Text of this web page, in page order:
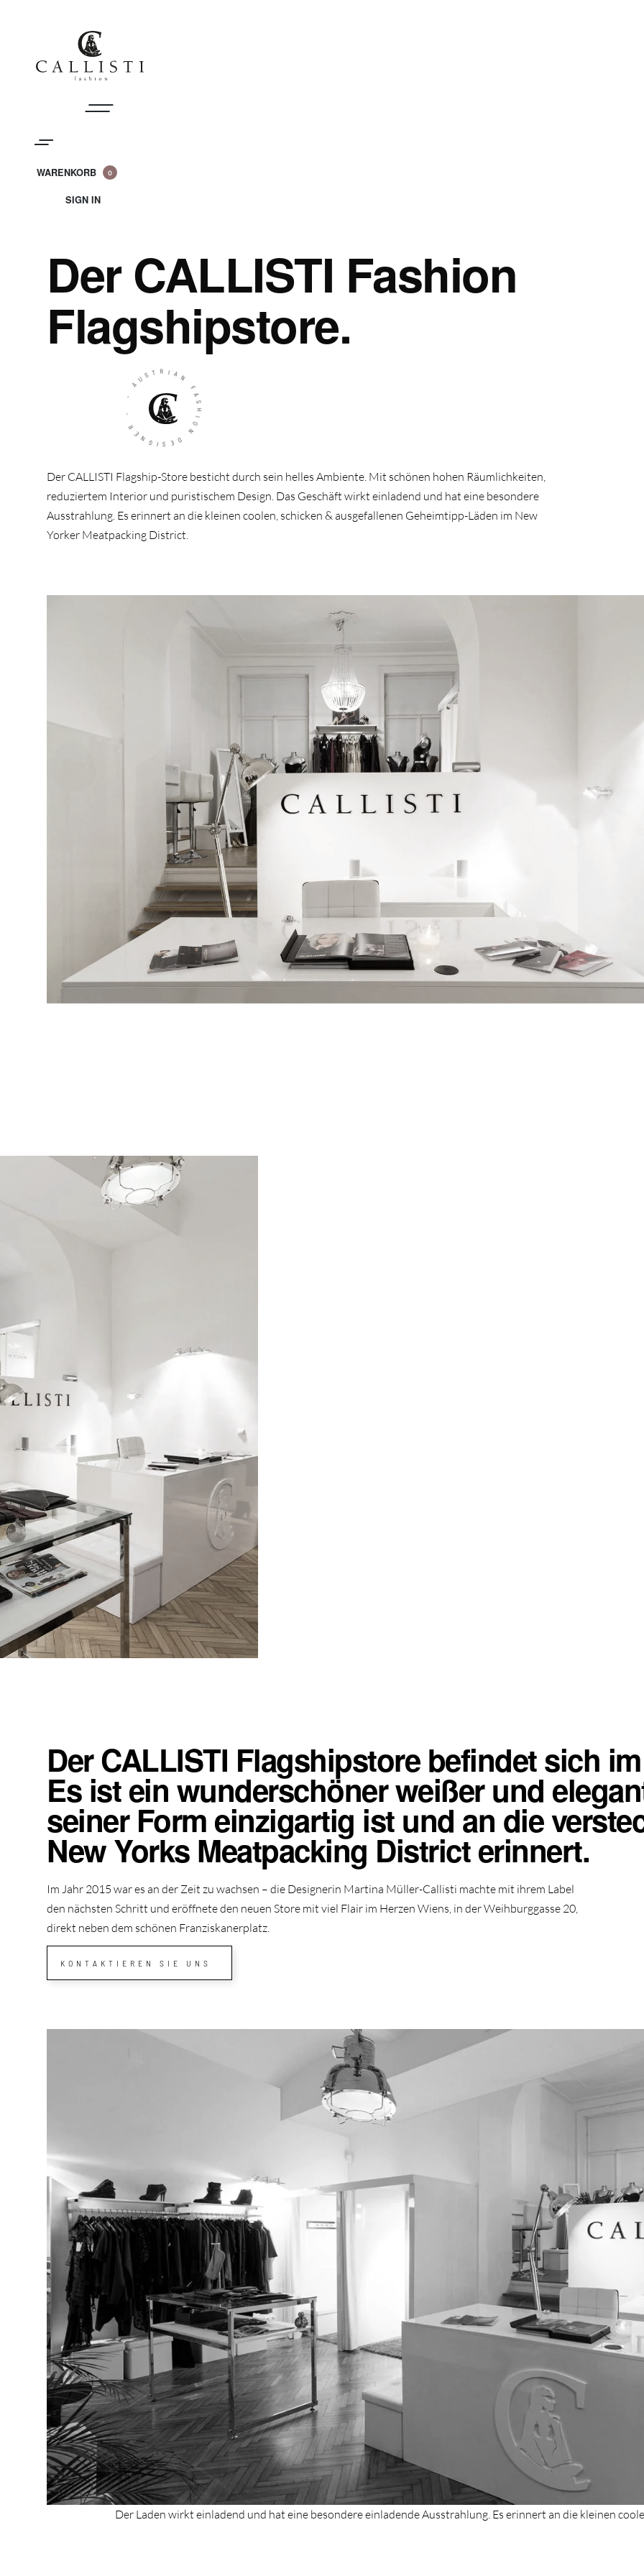
WARENKORB 0
WARENKORB
(0)
SIGN
SIGN IN
Der CALLISTI Fashion
Flagshipstore.
- AUSTRIAN FASHION DESIGNER -
Der CALLISTI Flagship-Store besticht durch sein helles Ambiente. Mit schönen hohen Räumlichkeiten,
reduziertem Interior und puristischem Design. Das Geschäft wirkt einladend und hat eine besondere
Ausstrahlung. Es erinnert an die kleinen coolen, schicken & ausgefallenen Geheimtipp-Läden im New
Yorker Meatpacking District.
Der CALLISTI Flagshipstore befindet sich
Es ist ein wunderschöner weißer und
seiner Form einzigartig ist und an die
New Yorks Meatpacking District erinnert.
Im Jahr 2015 war es an der Zeit zu wachsen – die Designerin Martina Müller-Callisti machte mit ihrem Label
den nächsten Schritt und eröffnete den neuen Store mit viel Flair im Herzen Wiens, in der Weihburggasse 20,
direkt neben dem schönen Franziskanerplatz.
KONTAKTIEREN SIE UNS
Der Laden wirkt einladend und hat eine besondere einladende Ausstrahlung. Es erinnert an die kleinen